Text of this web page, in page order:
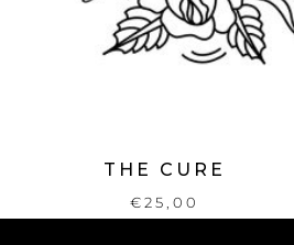
THE CURE
€25,00